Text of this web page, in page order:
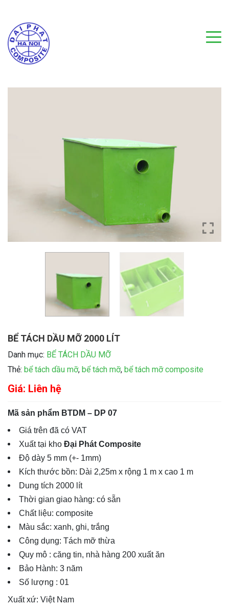
BỂ TÁCH DẦU MỠ 2000 LÍT
Danh mục: BỂ TÁCH DẦU MỠ
Thẻ: bể tách dầu mỡ, bể tách mỡ, bể tách mỡ composite
Giá: Liên hệ
Mã sản phẩm BTDM – DP 07
Giá trên đã có VAT
Xuất tại kho Đại Phát Composite
Độ dày 5 mm (+- 1mm)
Kích thước bồn: Dài 2,25m x rộng 1 m x cao 1 m
Dung tích 2000 lít
Thời gian giao hàng: có sẵn
Chất liệu: composite
Màu sắc: xanh, ghi, trắng
Công dụng: Tách mỡ thừa
Quy mô : căng tin, nhà hàng 200 xuất ăn
Bảo Hành: 3 năm
Số lượng : 01
Xuất xứ: Việt Nam